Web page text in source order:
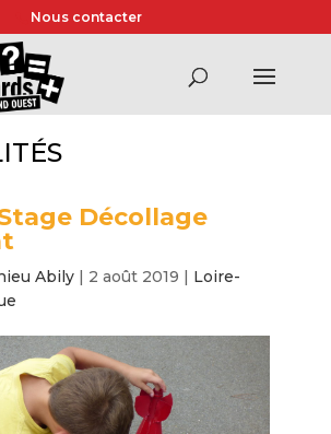
Nous contacter
Décollage
Abily| 2 août 2019 | Loire-